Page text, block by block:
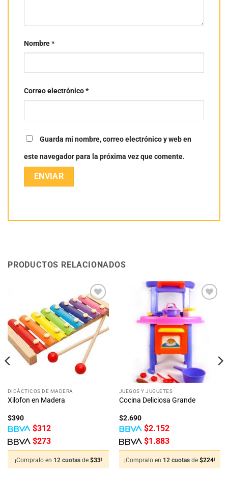
Nombre*
Correo electrónico*
Guarda mi nombre, correo electrónico y web en
este navegador para la próxima vez que comente.
PRODUCTOS RELACIONADOS
DIDÁCTICOS DE MADERA
Xilofon en Madera
$390
$312
$273
¡Compralo en 12 cuotas de $33!
JUEGOS Y JUGUETES
Cocina Deliciosa Grande
$2.690
$2.152
$1.883
¡Compralo en 12 cuotas de $224!